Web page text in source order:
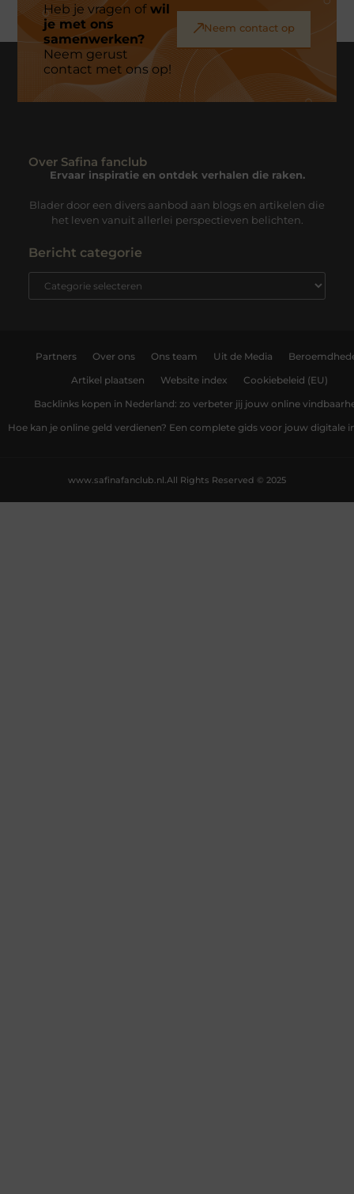
Heb je vragen ofwil
je met ons
samenwerken?
Neem gerust
contact met ons op!
Neem contact op
Over Safina fanclub
Ervaar inspiratie en ontdek verhalen die raken.
Blader door een divers aanbod aan blogs en artikelen die
het leven vanuit allerlei perspectieven belichten.
Bericht categorie
Partners Over ons Ons team Uit de Media
Artikel plaatsen Website index Cookiebeleid (EU)
Backlinks kopen in Nederland: zo verbeter jij jouw online
Hoe kan je online geld verdienen? Een complete gids voor jouw digitale
All Rights Reserved © 2025
www.safinafanclub.nl.